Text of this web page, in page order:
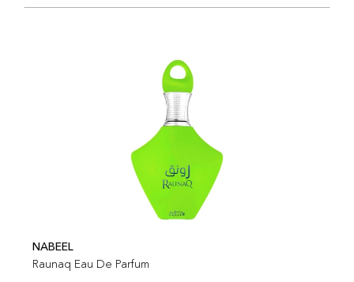
NABEEL
Raunaq Eau De Parfum